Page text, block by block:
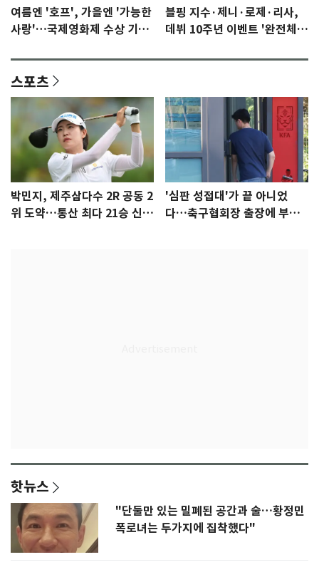
여름엔 '호프', 가을엔 '가능한
사랑'…국제영화제 수상 기대
블핑 지수·제니·로제·리사,
데뷔 10주년 이벤트 '완전체'
스포츠
박민지, 제주삼다수 2R 공동 2
위 도약…통산 최다 21승 신기
'심판 성접대'가 끝 아니었
다…축구협회장 출장에 부인
핫뉴스
"단둘만 있는 밀폐된 공간과 술…황정민
폭로녀는 두가지에 집착했다"